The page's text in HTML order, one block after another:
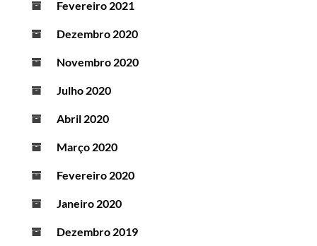
Fevereiro 2021
Dezembro 2020
Novembro 2020
Julho 2020
Abril 2020
Março 2020
Fevereiro 2020
Janeiro 2020
Dezembro 2019